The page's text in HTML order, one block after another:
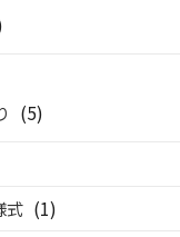
(5)
式 (1)